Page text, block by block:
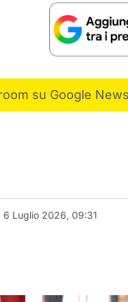
su Google News
6 Luglio 2026, 09:31